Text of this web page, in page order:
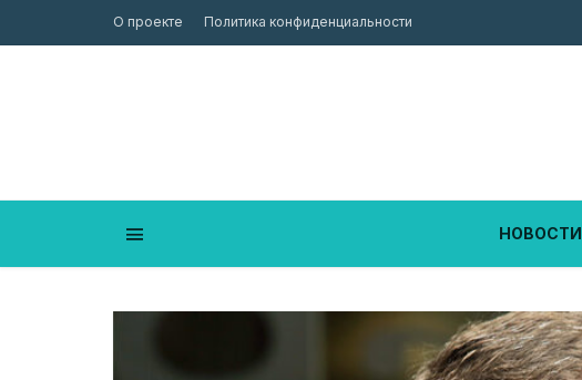
О проекте Политика конфиденциальности
НОВОСТИ